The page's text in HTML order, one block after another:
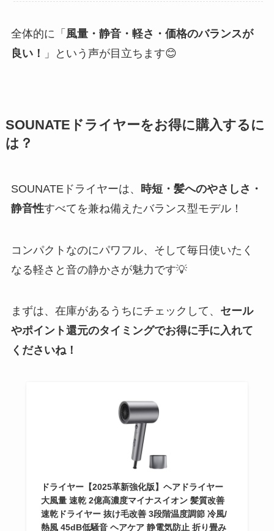
全体的に「 風量・静音・軽さ・価格のバランスが
良い！
」という声が目立ちます😊
SOUNATEドライヤーをお得に購入するに
は？
SOUNATEドライヤーは、
時短・髪へのやさしさ・
静音性すべてを兼ね備えたバランス型モデル！
コンパクトなのにパワフル、そして毎日使いたく
なる軽さと音の静かさが魅力です💡
まずは、在庫があるうちにチェックして、 セール
やポイント還元のタイミングでお得に手に入れて
くださいね！
ドライヤー【2025革新強化版】ヘアドライヤー
大風量 速乾 2億高濃度マイナスイオン 髪質改善
速乾ドライヤー 抜け毛改善 3段階温度調節 冷風/
熱風 45dB低騒音 ヘアケア 静電気防止 折り畳み